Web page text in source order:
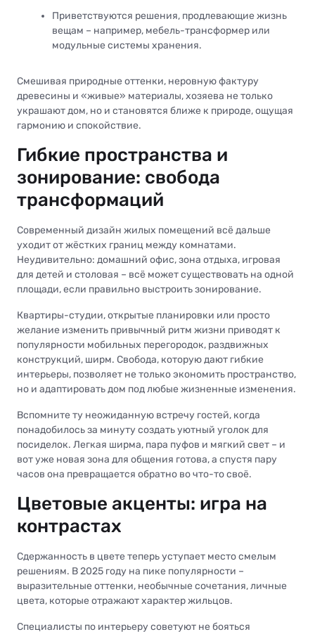
Приветствуются решения, продлевающие жизнь
вещам – например, мебель-трансформер или
модульные системы хранения.
Смешивая природные оттенки, неровную фактуру
древесины и «живые» материалы, хозяева не только
украшают дом, но и становятся ближе к природе, ощущая
гармонию и спокойствие.
Гибкие пространства и
зонирование: свобода
трансформаций
Современный дизайн жилых помещений всё дальше
уходит от жёстких границ между комнатами.
Неудивительно: домашний офис, зона отдыха, игровая
для детей и столовая – всё может существовать на одной
площади, если правильно выстроить зонирование.
Квартиры-студии, открытые планировки или просто
желание изменить привычный ритм жизни приводят к
популярности мобильных перегородок, раздвижных
конструкций, ширм. Свобода, которую дают гибкие
интерьеры, позволяет не только экономить пространство,
но и адаптировать дом под любые жизненные изменения.
Вспомните ту неожиданную встречу гостей, когда
понадобилось за минуту создать уютный уголок для
посиделок. Легкая ширма, пара пуфов и мягкий свет – и
вот уже новая зона для общения готова, а спустя пару
часов она превращается обратно во что-то своё.
Цветовые акценты: игра на
контрастах
Сдержанность в цвете теперь уступает место смелым
решениям. В 2025 году на пике популярности –
выразительные оттенки, необычные сочетания, личные
цвета, которые отражают характер жильцов.
Специалисты по интерьеру советуют не бояться